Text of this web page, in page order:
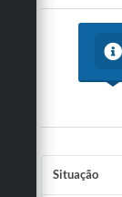
Situação